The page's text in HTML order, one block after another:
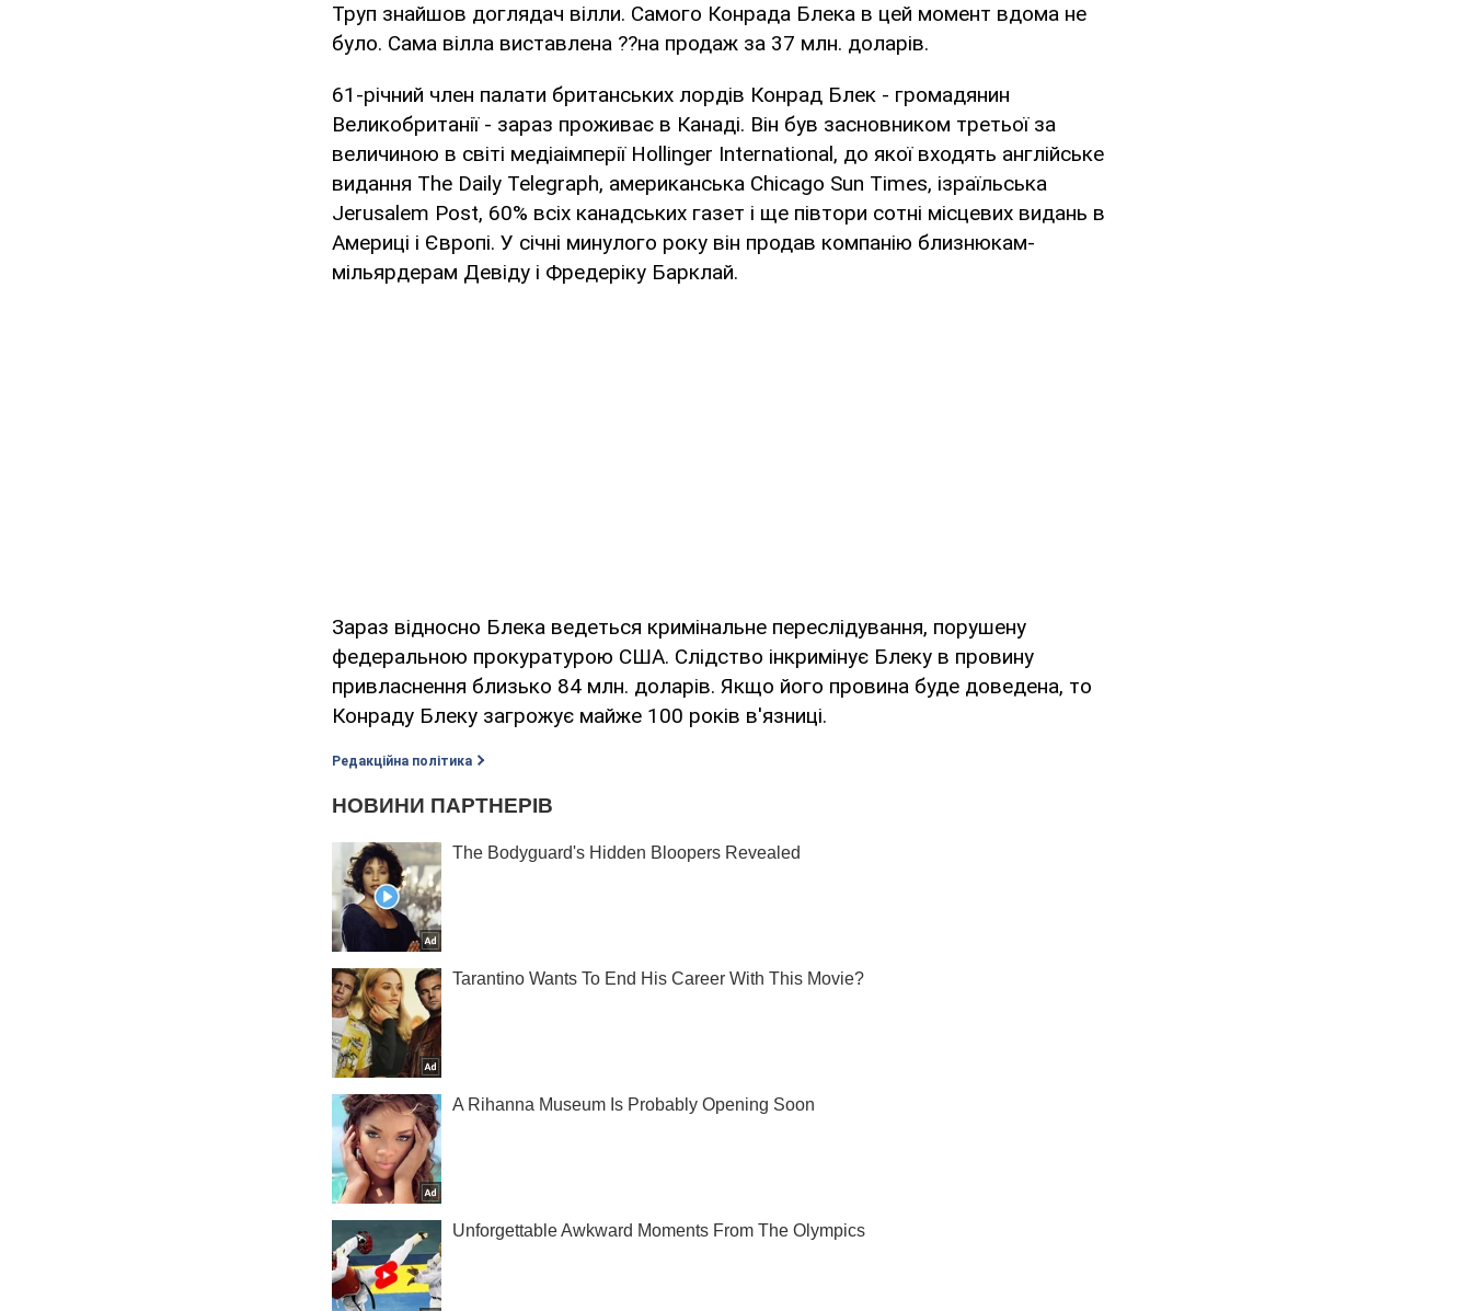
Труп знайшов доглядач вілли. Самого Конрада Блека в цей момент вдома не
було. Сама вілла виставлена ??на продаж за 37 млн. доларів.
61-річний член палати британських лордів Конрад Блек - громадянин
Великобританії - зараз проживає в Канаді. Він був засновником третьої за
величиною в світі медіаімперії Hollinger International, до якої входять англійське
видання The Daily Telegraph, американська Chicago Sun Times, ізраїльська
Jerusalem Post, 60% всіх канадських газет і ще півтори сотні місцевих видань в
Америці і Європі. У січні минулого року він продав компанію близнюкам-
мільярдерам Девіду і Фредеріку Барклай.
Зараз відносно Блека ведеться кримінальне переслідування, порушену
федеральною прокуратурою США. Слідство інкримінує Блеку в провину
привласнення близько 84 млн. доларів. Якщо його провина буде доведена, то
Конраду Блеку загрожує майже 100 років в'язниці.
Редакційна політика